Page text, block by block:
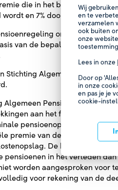
Wij
en te
verzamelen
ook buiten
onze
Lees in onze
Door op
in onze
en pas je je
cookie-
die in het boekjaar
en 7% door de werknemer.
ondergebracht
van de bepalingen in de
Stichting Algemeen
Algemeen Pensioenfonds
aan het fonds. Het
pensioenopbouw in het
premie van de
De
pensioenen in het verleden
worden aangesproken voor
voor rekening van de